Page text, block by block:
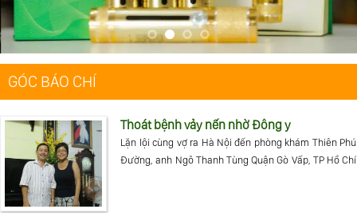
GÓC BÁO CHÍ
Thoát bệnh vảy nến nhờ Đông y
Lặn lội cùng vợ ra Hà Nội đến phòng khám Thiên Phú
Đường, anh Ngô Thanh Tùng Quận Gò Vấp, TP Hồ Chí